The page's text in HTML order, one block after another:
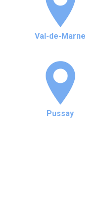
Val-de-Marne
Pussay